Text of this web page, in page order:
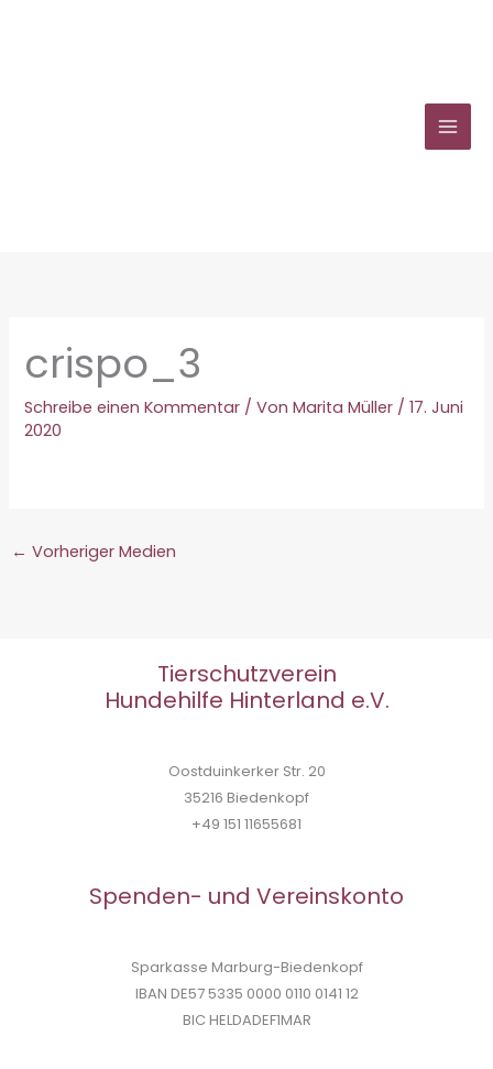
crispo_3
Schreibe einen Kommentar / VonMarita Müller /17. Juni
2020
← Vorheriger Medien
Tierschutzverein
Hundehilfe Hinterland e.V.
Oostduinkerker Str. 20
35216 Biedenkopf
+49 151 11655681
Spenden- und Vereinskonto
Sparkasse Marburg-Biedenkopf
IBAN DE57 5335 0000 0110 0141 12
BIC HELDADEF1MAR